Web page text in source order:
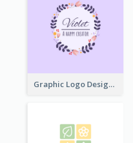
Graphic Logo Design For Content Creater